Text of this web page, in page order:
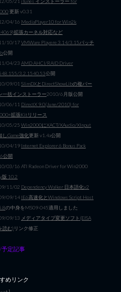
更新 v0.31
04/16 MediaPlayer10 for Win2k
拡張カーネル対応など
10/17VMWare Playere 3.14/3.15パッチ
公開
04/23 AMD AHCI/RAID Driver
3.2.1540.53公開
09/01 SlimDXとDirectShowLibの複バー
一括インストーラー2010/6月版公開
06/11 DirectX 9.0(June/2010) for
拡張Kitリリース
05/25 Win2000にXACT/XAudio/XInput
しGame強化更新 v1.4a公開
04/19 Internet Explorer 6 Bonus Pack
公開
03/16 ATI Radeon Driver for Win2000
版 10.2
11/02 Dependency Walker 日本語化v2
09/14 IE6高速化とWindows Script Host
の中身をMS09-045適用しました
09/13 メディアタイプ変更ソフト(EISA
読む) リンク修正
定記事
めリンク